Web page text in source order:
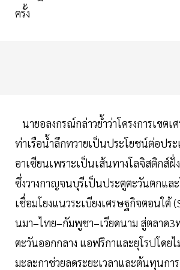
ครั้ง
นายอลงกรณ์กล่าวย้ำว่าโครงการเขต
ท่าเรือน้ำลึกทวายเป็นประโยชน์ต่อปร
อาเซียนเพราะเป็นเส้นทางโลจิสติกส์ฝั่
ซึ่งวางกาญจนบุรีเป็นประตูตะวันตกแล
เชื่อมโยงแนวระเบียงเศรษฐกิจตอนใต้
นมา–ไทย–กัมพูชา–เวียดนาม สู่ตลาด3
ตะวันออกกลาง แอฟริกาและยุโรปโดย
มะละกาช่วยลดระยะเวลาและต้นทุนกา